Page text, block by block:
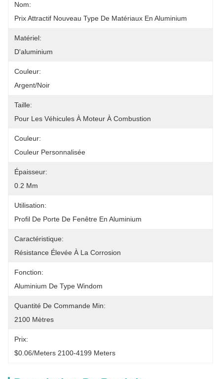
Nom:
Prix Attractif Nouveau Type De Matériaux En Aluminium
Matériel:
D'aluminium
Couleur:
Argent/noir
Taille:
Pour Les Véhicules À Moteur À Combustion
Couleur:
Couleur Personnalisée
Épaisseur:
0.2 Mm
Utilisation:
Profil De Porte De Fenêtre En Aluminium
Caractéristique:
Résistance Élevée À La Corrosion
Fonction:
Aluminium De Type Windom
Quantité De Commande Min:
2100 Mètres
Prix:
$0.06/meters 2100-4199 Meters